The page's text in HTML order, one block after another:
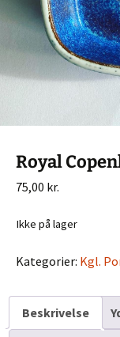
Royal
75,00 kr.
Ikke på lager
Kategorier: Kgl.
Beskrivelse